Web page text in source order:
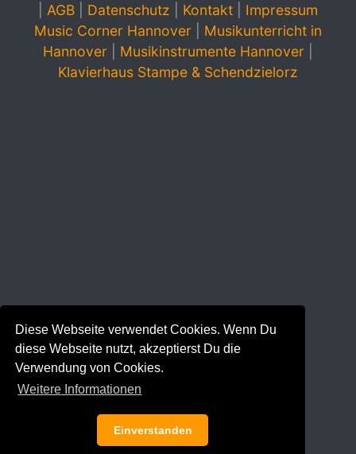
Diese Webseite verwendet Cookies. Wenn Du
diese Webseite nutzt, akzeptierst Du die
Verwendung von Cookies.
Weitere Informationen
Einverstanden
AGB Datenschutz Kontakt
Impressum
Music Corner Hannover
Musikunterricht in
Hannover
Musikinstrumente Hannover
Klavierhaus Stampe & Schendzielorz